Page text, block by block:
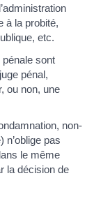
à la probité,
etc.
sont
pénal,
ou non, une
non-
pas
le même
la décision de